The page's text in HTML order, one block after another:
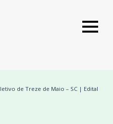
de Treze de Maio – SC | Edital